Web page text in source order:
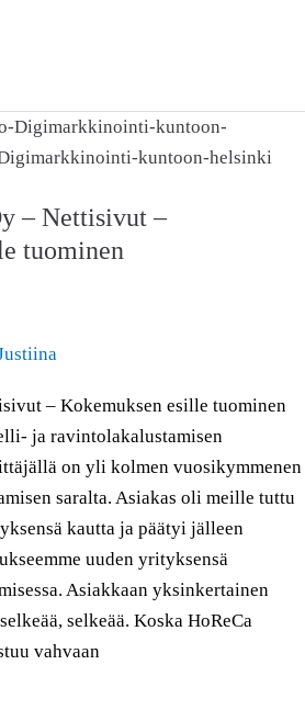
– Nettisivut –
tuominen
– Kokemuksen esille tuominen
ja ravintolakalustamisen
on yli kolmen vuosikymmenen
saralta. Asiakas oli meille tuttu
kautta ja päätyi jälleen
uuden yrityksensä
Asiakkaan yksinkertainen
selkeää. Koska HoReCa
vahvaan